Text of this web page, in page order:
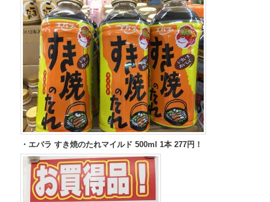
・エバラ すき焼のたれマイルド 500ml 1本 277円！